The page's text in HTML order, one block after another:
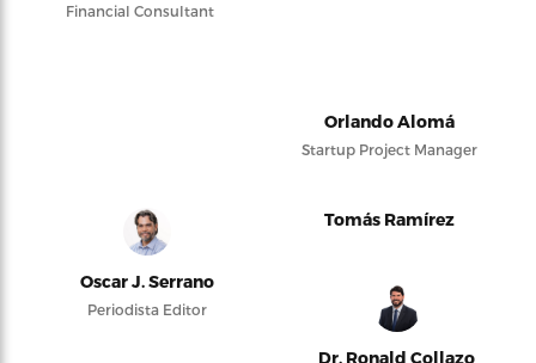
Financial Consultant
Orlando Alomá
Startup Project Manager
Oscar J. Serrano
Periodista Editor
Tomás Ramírez
Dr. Ronald Collazo